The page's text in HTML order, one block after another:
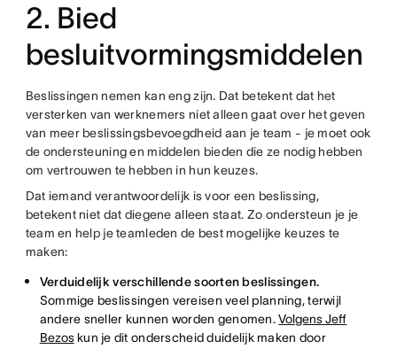
2. Bied
besluitvormingsmiddelen
Beslissingen nemen kan eng zijn. Dat betekent dat het
versterken van werknemers niet alleen gaat over het geven
van meer beslissingsbevoegdheid aan je team - je moet ook
de ondersteuning en middelen bieden die ze nodig hebben
om vertrouwen te hebben in hun keuzes.
Dat iemand verantwoordelijk is voor een beslissing,
betekent niet dat diegene alleen staat. Zo ondersteun je je
team en help je teamleden de best mogelijke keuzes te
maken:
Verduidelijk verschillende soorten beslissingen.
Sommige beslissingen vereisen veel planning, terwijl
andere sneller kunnen worden genomen.Volgens Jeff
Bezoskun je dit onderscheid duidelijk maken door